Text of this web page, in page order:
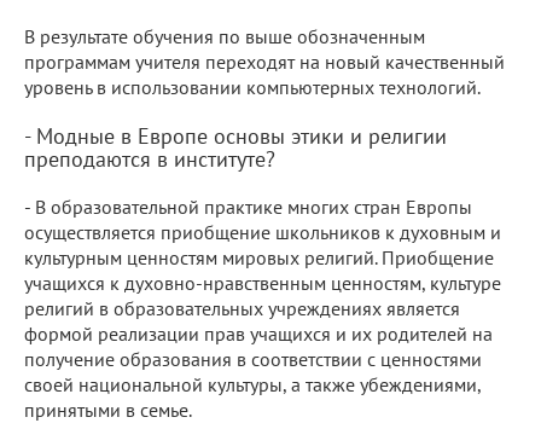
В результате обучения по выше обозначенным
программам учителя переходят на новый качественный
уровень в использовании компьютерных технологий.
- Модные в Европе основы этики и религии
преподаются в институте?
- В образовательной практике многих стран Европы
осуществляется приобщение школьников к духовным и
культурным ценностям мировых религий. Приобщение
учащихся к духовно-нравственным ценностям, культуре
религий в образовательных учреждениях является
формой реализации прав учащихся и их родителей на
получение образования в соответствии с ценностями
своей национальной культуры, а также убеждениями,
принятыми в семье.